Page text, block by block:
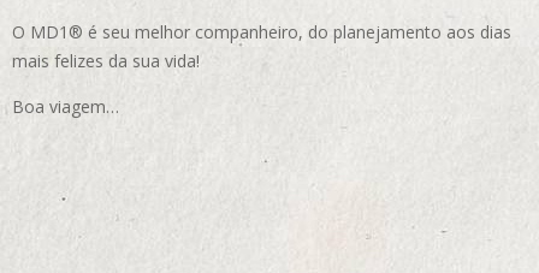
O MD1® é seu melhor companheiro, do planejamento aos dias
mais felizes da sua vida!
Boa viagem…